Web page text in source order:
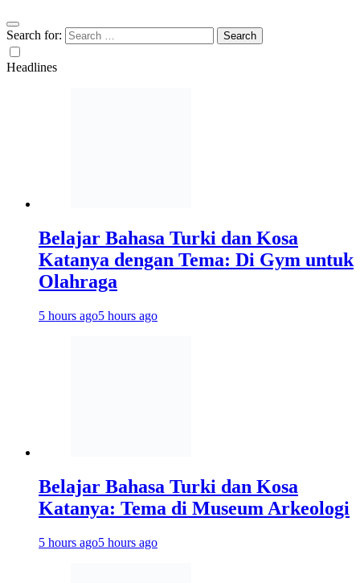
Search for:
Headlines
Belajar Bahasa Turki dan Kosa
Katanya dengan Tema: Di Gym untuk
Olahraga
5 hours ago5 hours ago
Belajar Bahasa Turki dan Kosa
Katanya: Tema di Museum Arkeologi
5 hours ago5 hours ago